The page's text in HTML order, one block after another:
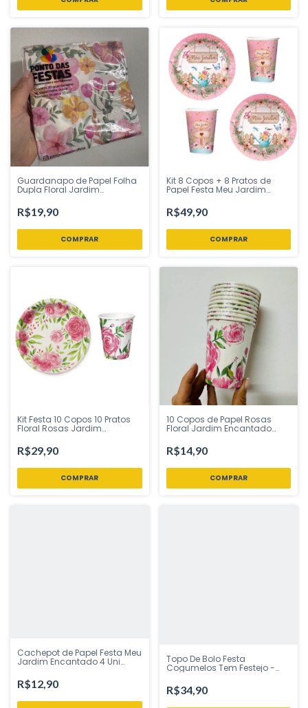
Guardanapo de Papel Folha
Dupla Floral Jardim
Ponto das Festas
R$19,90
Kit 8 Copos + 8 Pratos de
Papel Festa Meu Jardim
Inspire sua Festa Loja
R$49,90
Kit Festa 10 Copos 10 Pratos
Floral Rosas Jardim
Inspire sua Festa Loja
R$29,90
10 Copos de Papel Rosas
Floral Jardim Encantado
sua Festa Loja
R$14,90
Cachepot de Papel Festa Meu
Jardim Encantado 4 Uni
Festa Loja
R$12,90
Topo De Bolo Festa
Cogumelos Tem Festejo -
R$34,90